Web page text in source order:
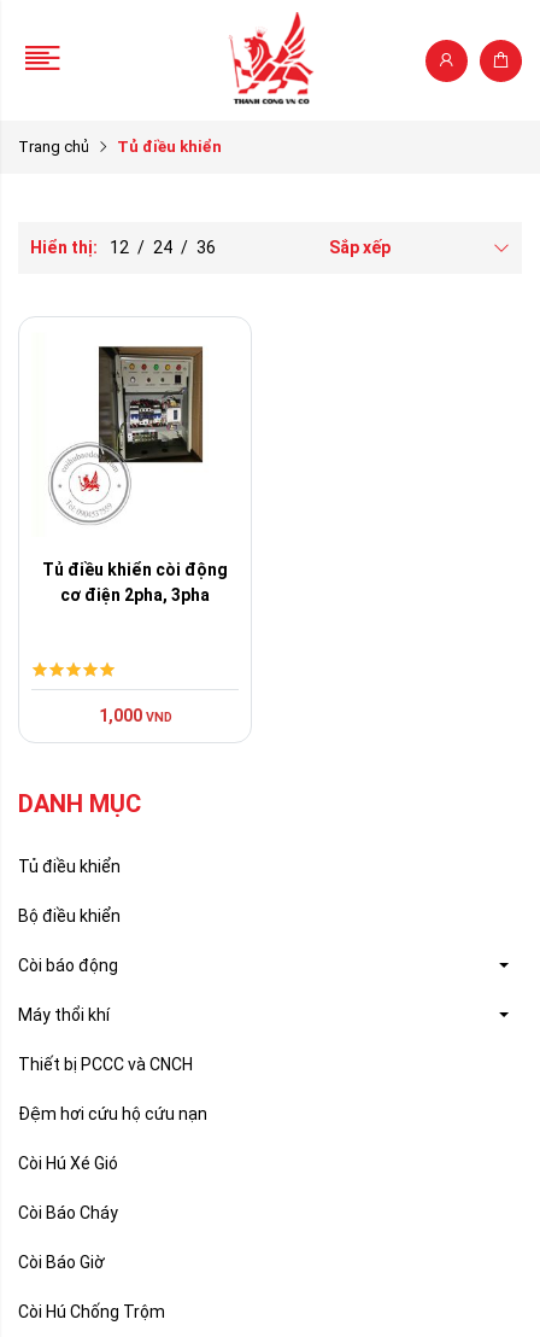
Trang chủ Tủ điều khiển
Hiển thị: 12 / 24 / 36 Sắp xếp
Tủ điều khiển còi động
cơ điện 2pha, 3pha
1,000 VND
DANH MỤC
Tủ điều khiển
Bộ điều khiển
Còi báo động
Máy thổi khí
Thiết bị PCCC và CNCH
Đệm hơi cứu hộ cứu nạn
Còi Hú Xé Gió
Còi Báo Cháy
Còi Báo Giờ
Còi Hú Chống Trộm